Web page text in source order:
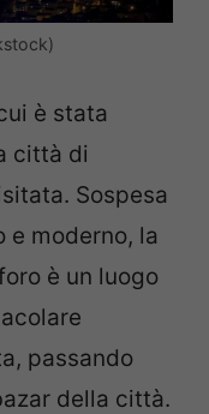
è stata
città di
Sospesa
e moderno, la
è un luogo
passando
della città.